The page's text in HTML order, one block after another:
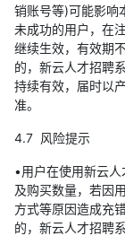
销账号等)可能影响
未成功的用户，在
继续生效，有效期
的，新云人才招聘
持续有效，届时以
准。
4.7 风险提示
•用户在使用新云
及购买数量，若因
方式等原因造成充
的，新云人才招聘